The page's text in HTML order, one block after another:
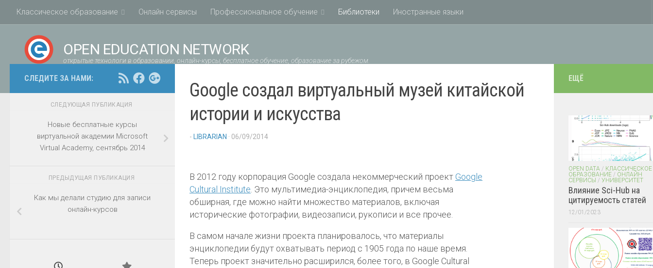
Классическое образование Онлайн сервисы Профессиональное обучение Библиотеки Иностранные языки
OPEN EDUCATION NETWORK
открытые технологи в образовании, онлайн-курсы, бесплатное обучение, образование за рубежом.
Google создал виртуальный музей китайской
истории и искусства
- LIBRARIAN · 06/09/2014
В 2012 году корпорация Google создала некоммерческий проект Google
Cultural Institute . Это мультимедиа-энциклопедия, причем весьма
обширная, где можно найти множество материалов, включая
исторические фотографии, видеозаписи, рукописи и все прочее.
В самом начале жизни проекта планировалось, что материалы
энциклопедии будут охватывать период с 1905 года по наше время.
Теперь проект значительно расширился, более того, в Google Cultural
СЛЕДИТЕ ЗА НАМИ:
СЛЕДУЮЩАЯ ПУБЛИКАЦИЯ
Новые бесплатные курсы
виртуальной академии Microsoft
Virtual Academy, сентябрь 2014
ПРЕДЫДУЩАЯ ПУБЛИКАЦИЯ
Как мы делали студию для записи
онлайн-курсов
ЕЩЁ
OPEN DATA / КЛАССИЧЕСКОЕ
ОБРАЗОВАНИЕ / ОНЛАЙН
СЕРВИСЫ / УНИВЕРСИТЕТ
Влияние Sci-Hub на
цитируемость статей
12/01/2023